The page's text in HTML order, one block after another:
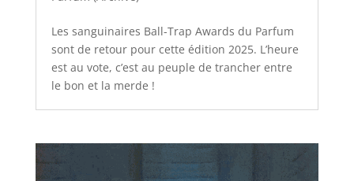
Les sanguinaires Ball-Trap Awards du Parfum
sont de retour pour cette édition 2025. L’heure
est au vote, c’est au peuple de trancher entre
le bon et la merde !